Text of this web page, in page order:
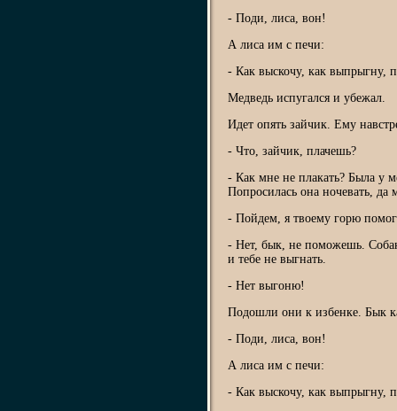
- Поди, лиса, вон!
А лиса им с печи:
- Как выскочу, как выпрыгну,
Медведь испугался и убежал.
Идет опять зайчик. Ему
- Что, зайчик, плачешь?
- Как мне не плакать? Была у
Попросилась она ночевать, да
- Пойдем, я твоему горю
- Нет, бык, не поможешь.
и тебе не выгнать.
- Нет выгоню!
Подошли они к избенке. Бык
- Поди, лиса, вон!
А лиса им с печи:
- Как выскочу, как выпрыгну,